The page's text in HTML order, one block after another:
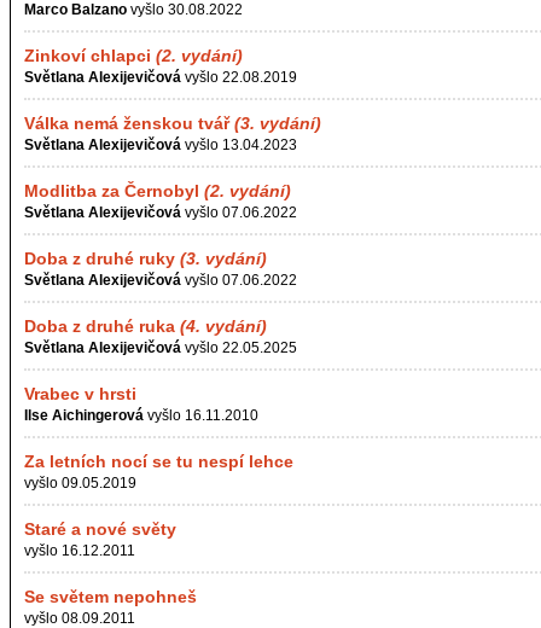
Marco Balzano vyšlo 30.08.2022
Zinkoví chlapci (2. vydání)
Světlana Alexijevičová vyšlo 22.08.2019
Válka nemá ženskou tvář(3. vydání)
Světlana Alexijevičová vyšlo 13.04.2023
Modlitba za Černobyl (2. vydání)
Světlana Alexijevičová vyšlo 07.06.2022
Doba z druhé ruky (3. vydání)
Světlana Alexijevičová vyšlo 07.06.2022
Doba z druhé ruka (4. vydání)
Světlana Alexijevičová vyšlo 22.05.2025
Vrabec v hrsti
Ilse Aichingerová vyšlo 16.11.2010
Za letních nocí se tu nespí lehce
vyšlo 09.05.2019
Staré a nové světy
vyšlo 16.12.2011
Se světem nepohneš
vyšlo 08.09.2011